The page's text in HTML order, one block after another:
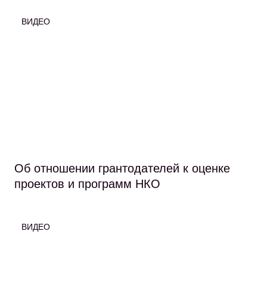
ВИДЕО
Об отношении грантодателей к оценке
проектов и программ НКО
ВИДЕО